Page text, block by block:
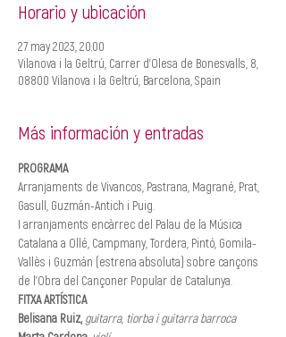
Horario y ubicación
27 may 2023, 20:00
Vilanova i la Geltrú, Carrer d'Olesa de Bonesvalls, 8,
08800 Vilanova i la Geltrú, Barcelona, Spain
Más información y entradas
PROGRAMA
Arranjaments de Vivancos, Pastrana, Magrané, Prat,
Gasull, Guzmán-Antich i Puig.
I arranjaments encàrrec del Palau de la Música
Catalana a Ollé, Campmany, Tordera, Pintó, Gomila-
Vallès i Guzmán (estrena absoluta) sobre cançons
de l’Obra del Cançoner Popular de Catalunya.
FITXA ARTÍSTICA
Belisana Ruiz, guitarra, tiorba i guitarra barroca